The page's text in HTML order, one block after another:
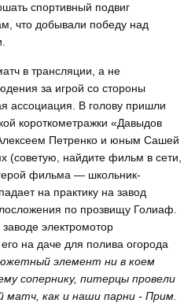
спортивный подвиг
что добывали победу над
в трансляции, а не
за игрой со стороны
ассоциация. В голову пришли
короткометражки «Давыдов
Петренко и юным Сашей
(советую, найдите фильм в сети,
фильма — школьник-
на практику на завод
по прозвищу Голиаф.
электромотор
на даче для полива огорода
элемент ни в коем
сопернику, питерцы провели
матч, как и наши парни - Прим.